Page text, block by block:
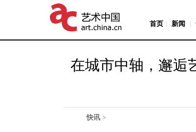
首页 新闻
在城市中轴，邂
快讯 >